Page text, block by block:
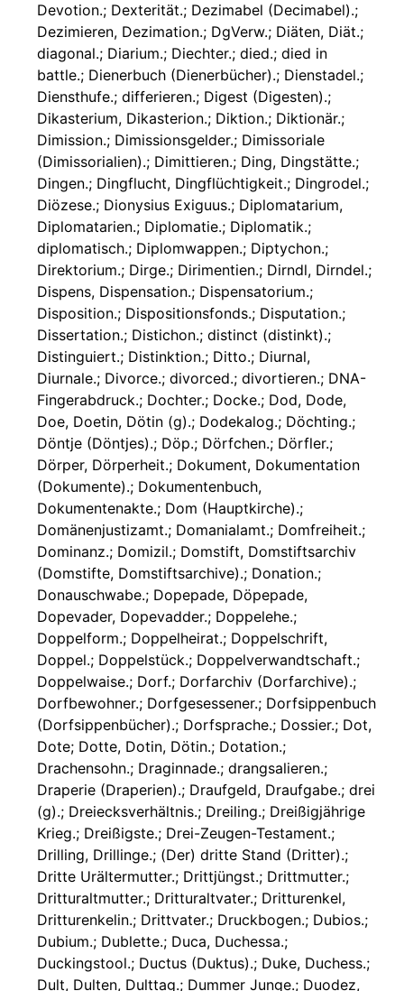
Devotion.; Dexterität.; Dezimabel (Decimabel).;
Dezimieren, Dezimation.; DgVerw.; Diäten, Diät.;
diagonal.; Diarium.; Diechter.; died.; died in
battle.; Dienerbuch (Dienerbücher).; Dienstadel.;
Diensthufe.; differieren.; Digest (Digesten).;
Dikasterium, Dikasterion.; Diktion.; Diktionär.;
Dimission.; Dimissionsgelder.; Dimissoriale
(Dimissorialien).; Dimittieren.; Ding, Dingstätte.;
Dingen.; Dingflucht, Dingflüchtigkeit.; Dingrodel.;
Diözese.; Dionysius Exiguus.; Diplomatarium,
Diplomatarien.; Diplomatie.; Diplomatik.;
diplomatisch.; Diplomwappen.; Diptychon.;
Direktorium.; Dirge.; Dirimentien.; Dirndl, Dirndel.;
Dispens, Dispensation.; Dispensatorium.;
Disposition.; Dispositionsfonds.; Disputation.;
Dissertation.; Distichon.; distinct (distinkt).;
Distinguiert.; Distinktion.; Ditto.; Diurnal,
Diurnale.; Divorce.; divorced.; divortieren.; DNA-
Fingerabdruck.; Dochter.; Docke.; Dod, Dode,
Doe, Doetin, Dötin (g).; Dodekalog.; Döchting.;
Döntje (Döntjes).; Döp.; Dörfchen.; Dörfler.;
Dörper, Dörperheit.; Dokument, Dokumentation
(Dokumente).; Dokumentenbuch,
Dokumentenakte.; Dom (Hauptkirche).;
Domänenjustizamt.; Domanialamt.; Domfreiheit.;
Dominanz.; Domizil.; Domstift, Domstiftsarchiv
(Domstifte, Domstiftsarchive).; Donation.;
Donauschwabe.; Dopepade, Döpepade,
Dopevader, Dopevadder.; Doppelehe.;
Doppelform.; Doppelheirat.; Doppelschrift,
Doppel.; Doppelstück.; Doppelverwandtschaft.;
Doppelwaise.; Dorf.; Dorfarchiv (Dorfarchive).;
Dorfbewohner.; Dorfgesessener.; Dorfsippenbuch
(Dorfsippenbücher).; Dorfsprache.; Dossier.; Dot,
Dote; Dotte, Dotin, Dötin.; Dotation.;
Drachensohn.; Draginnade.; drangsalieren.;
Draperie (Draperien).; Draufgeld, Draufgabe.; drei
(g).; Dreiecksverhältnis.; Dreiling.; Dreißigjährige
Krieg.; Dreißigste.; Drei-Zeugen-Testament.;
Drilling, Drillinge.; (Der) dritte Stand (Dritter).;
Dritte Urältermutter.; Drittjüngst.; Drittmutter.;
Dritturaltmutter.; Dritturaltvater.; Dritturenkel,
Dritturenkelin.; Drittvater.; Druckbogen.; Dubios.;
Dubium.; Dublette.; Duca, Duchessa.;
Duckingstool.; Ductus (Duktus).; Duke, Duchess.;
Dult, Dulten, Dulttag.; Dummer Junge.; Duodez,